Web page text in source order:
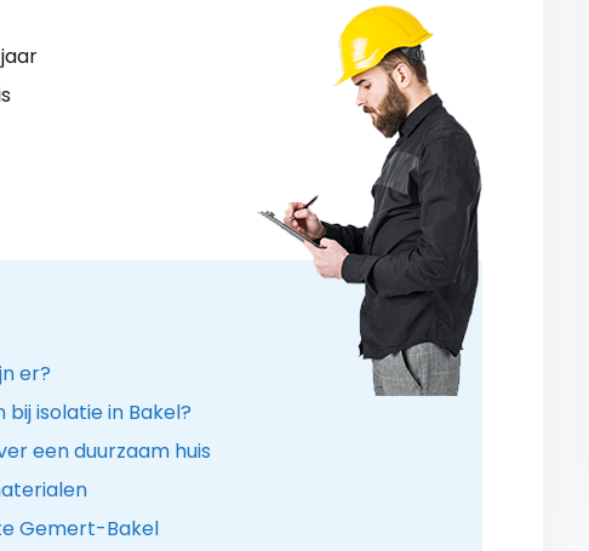
er?
isolatie in Bakel?
een duurzaam huis
Gemert-Bakel